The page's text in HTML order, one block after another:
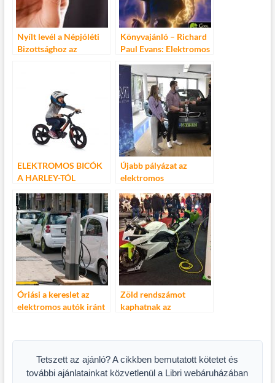
Nyílt levél a Népjóléti
Bizottsághoz az
Könyvajánló – Richard
Paul Evans: Elektromos
ELEKTROMOS BICÓK
A HARLEY-TÓL
Újabb pályázat az
elektromos
támogatására
Óriási a kereslet az
elektromos autók iránt
Zöld rendszámot
kaphatnak az
Tetszett az ajánló? A cikkben bemutatott kötetet és
további ajánlatainkat közvetlenül a Libri webáruházában